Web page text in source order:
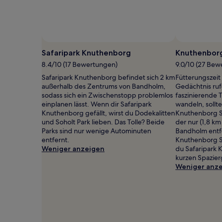
Foto
von
Michael
Cardow
Safaripark Knuthenborg
8.4/10 (17 Bewertungen)
Safaripark Knuthenborg befindet sich 2 km
außerhalb des Zentrums von Bandholm,
sodass sich ein Zwischenstopp problemlos
einplanen lässt. Wenn dir Safaripark
Knuthenborg gefällt, wirst du Dodekalitten
und Soholt Park lieben. Das Tolle? Beide
Parks sind nur wenige Autominuten
entfernt.
Weniger anzeigen
9.0/10 (27
Gedächtnis
faszinierende
wandeln,
Knuthenborg
der nur (1,8
Bandholm
Knuthenborg
du Safaripark
kurzen
Weniger